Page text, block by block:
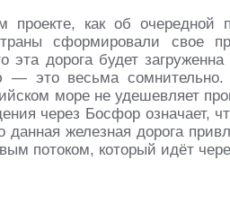
проекте, как об
сформировали свое
эта дорога будет
это весьма сомнительно.
море не удешевляет
через Босфор означает,
данная железная дорога
потоком, который идёт